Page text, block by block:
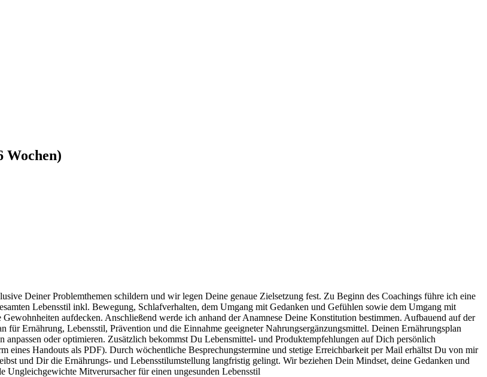
Wochen)
Deiner Problemthemen schildern und wir legen Deine genaue Zielsetzung fest. Zu Beginn des Coachings führe ich eine
Lebensstil inkl. Bewegung, Schlafverhalten, dem Umgang mit Gedanken und Gefühlen sowie dem Umgang mit
aufdecken. Anschließend werde ich anhand der Anamnese Deine Konstitution bestimmen. Aufbauend auf der
Ernährung, Lebensstil, Prävention und die Einnahme geeigneter Nahrungsergänzungsmittel. Deinen Ernährungsplan
oder optimieren. Zusätzlich bekommst Du Lebensmittel- und Produktempfehlungen auf Dich persönlich
eines Handouts als PDF). Durch wöchentliche Besprechungstermine und stetige Erreichbarkeit per Mail erhältst Du von mir
und Dir die Ernährungs- und Lebensstilumstellung langfristig gelingt. Wir beziehen Dein Mindset, deine Gedanken und
Ungleichgewichte Mitverursacher für einen ungesunden Lebensstil